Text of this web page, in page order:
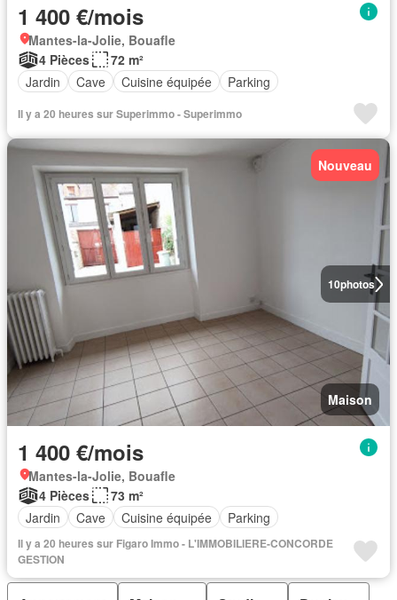
1 400 €/mois
Mantes-la-Jolie, Bouafle
4 Pièces
72 m²
Jardin
Cave Cuisine équipée Parking
Il y a 20 heures sur Superimmo - Superimmo
10photos
Nouveau
Maison
1 400 €/mois
Mantes-la-Jolie, Bouafle
4 Pièces
73 m²
Jardin
Cave Cuisine équipée Parking
Il y a 20 heures sur Figaro Immo - L'IMMOBILIERE-CONCORDE
GESTION